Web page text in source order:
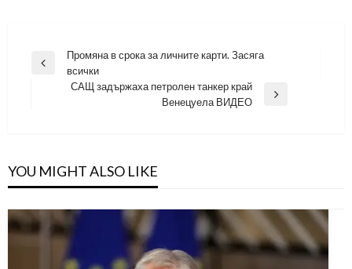
Навигация
Previous
Промяна в срока за личните карти. Засяга
всички
САЩ задържаха петролен танкер край
Венецуела ВИДЕО
YOU MIGHT ALSO LIKE